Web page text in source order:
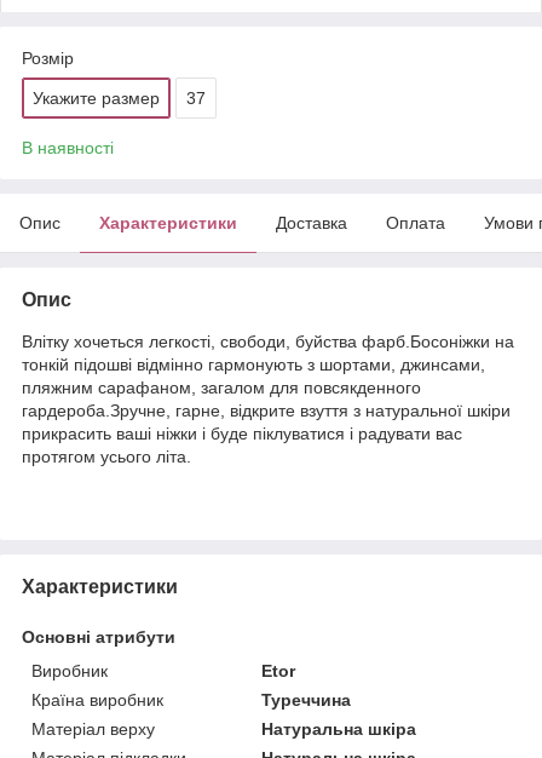
Розмір
Укажите размер 37
В наявності
Опис Характеристики Доставка Оплата Умови
Опис
Влітку хочеться легкості, свободи, буйства фарб.Босоніжки на
тонкій підошві відмінно гармонують з шортами, джинсами,
пляжним сарафаном, загалом для повсякденного
гардероба.Зручне, гарне, відкрите взуття з натуральної шкіри
прикрасить ваші ніжки і буде піклуватися і радувати вас
протягом усього літа.
Характеристики
Основні атрибути
Виробник
Etor
Країна виробник
Туреччина
Матеріал верху
Натуральна шкіра